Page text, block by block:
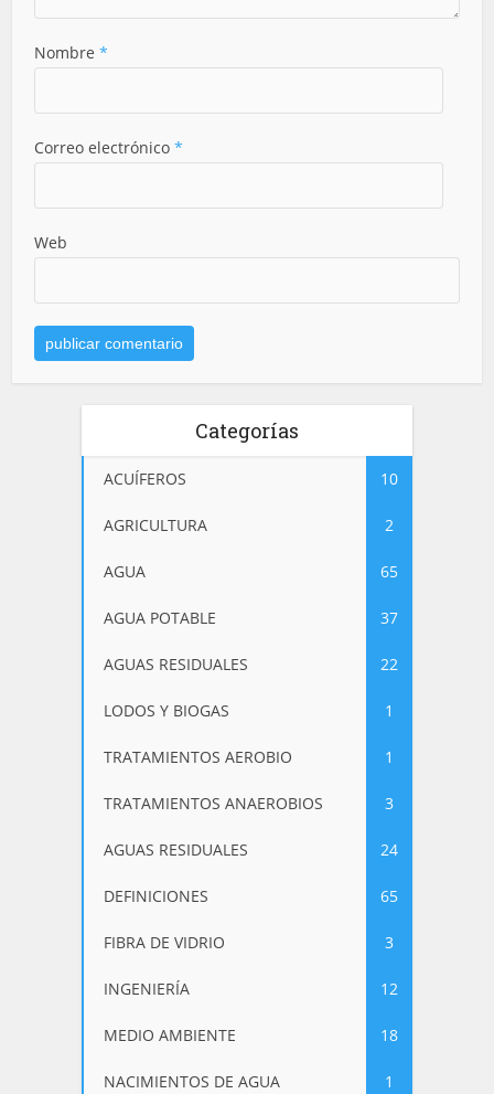
Nombre*
Correo electrónico*
Web
Categorías
ACUÍFEROS 10
AGRICULTURA 2
AGUA 65
AGUA POTABLE 37
AGUAS RESIDUALES 22
LODOS Y BIOGAS 1
TRATAMIENTOS AEROBIO 1
TRATAMIENTOS ANAEROBIOS 3
AGUAS RESIDUALES 24
DEFINICIONES 65
FIBRA DE VIDRIO 3
INGENIERÍA 12
MEDIO AMBIENTE 18
NACIMIENTOS DE AGUA 1